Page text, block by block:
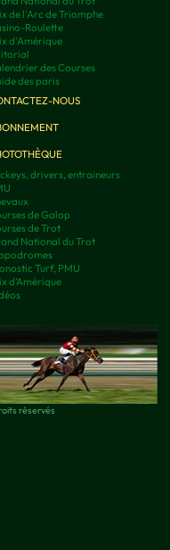
de l'Arc de Triomphe
Roulette
d'Amérique
des Courses
des paris
NOUS
drivers, entraineurs
de Galop
de Trot
National du Trot
Turf, PMU
d’Amérique
réservés